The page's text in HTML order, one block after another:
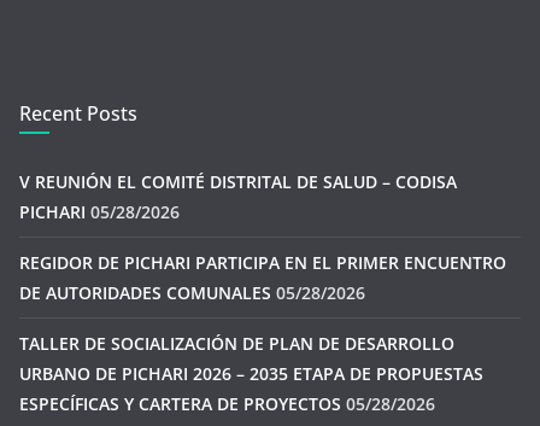
Recent Posts
V REUNIÓN EL COMITÉ DISTRITAL DE SALUD – CODISA
PICHARI 05/28/2026
REGIDOR DE PICHARI PARTICIPA EN EL PRIMER ENCUENTRO
DE AUTORIDADES COMUNALES 05/28/2026
TALLER DE SOCIALIZACIÓN DE PLAN DE DESARROLLO
URBANO DE PICHARI 2026 – 2035 ETAPA DE PROPUESTAS
ESPECÍFICAS Y CARTERA DE PROYECTOS 05/28/2026